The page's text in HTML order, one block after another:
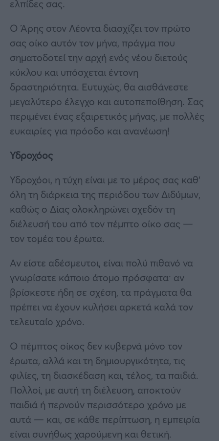
ελπίδες σας.
Ο Άρης στον Λέοντα διασχίζει τον πρώτο
σας οίκο αυτόν τον μήνα, πράγμα που
σηματοδοτεί την αρχή ενός νέου διετούς
κύκλου και υπόσχεται έντονη
δραστηριότητα. Ευτυχώς, θα αισθάνεστε
μεγαλύτερο έλεγχο και αυτοπεποίθηση. Σας
περιμένει ένας εξαιρετικός μήνας, με πολλές
ευκαιρίες για πρόοδο και ανανέωση!
Υδροχόος
Υδροχόοι, η τύχη είναι με το μέρος σας καθ’
όλη τη διάρκεια της περιόδου των Διδύμων,
καθώς ο Δίας ολοκληρώνει σχεδόν τη
διέλευσή του από τον πέμπτο οίκο σας —
τον τομέα του έρωτα.
Αν είστε αδέσμευτοι, είναι πολύ πιθανό να
γνωρίσατε κάποιο άτομο πρόσφατα· αν
βρίσκεστε ήδη σε σχέση, τα πράγματα θα
πρέπει να έχουν κυλήσει αρκετά καλά τον
τελευταίο χρόνο.
Ο πέμπτος οίκος δεν κυβερνά μόνο τον
έρωτα, αλλά και τη δημιουργικότητα, τις
φιλίες, τη διασκέδαση και, τέλος, τα παιδιά.
Πολλοί, με αυτή τη διέλευση, αποκτούν
παιδιά ή περνούν περισσότερο χρόνο με
αυτά — και, σε κάθε περίπτωση, η εμπειρία
είναι συνήθως χαρούμενη και θετική.